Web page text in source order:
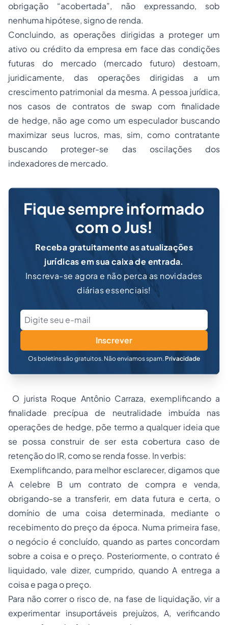
obrigação “acobertada”, não expressando, sob
nenhuma hipótese, signo de renda.
Concluindo, as operações dirigidas a proteger um
ativo ou crédito da empresa em face das condições
futuras do mercado (mercado futuro) destoam,
juridicamente, das operações dirigidas a um
crescimento patrimonial da mesma. A pessoa jurídica,
nos casos de contratos de swap com finalidade
de hedge, não age como um especulador buscando
maximizar seus lucros, mas, sim, como contratante
buscando proteger-se das oscilações dos
indexadores de mercado.
Fique sempre informado
com o Jus!
Receba gratuitamente as atualizações
jurídicas em sua caixa de entrada.
Inscreva-se agora e não perca as novidades
diárias essenciais!
Inscrever
Os boletins são gratuitos. Não enviamos spam. Privacidade
O jurista Roque Antônio Carraza, exemplificando a
finalidade precípua de neutralidade imbuída nas
operações de hedge, põe termo a qualquer ideia que
se possa construir de ser esta cobertura caso de
retenção do IR, como se renda fosse. In verbis:
Exemplificando, para melhor esclarecer, digamos que
A celebre B um contrato de compra e venda,
obrigando-se a transferir, em data futura e certa, o
domínio de uma coisa determinada, mediante o
recebimento do preço da época. Numa primeira fase,
o negócio é concluído, quando as partes concordam
sobre a coisa e o preço. Posteriormente, o contrato é
liquidado, vale dizer, cumprido, quando A entrega a
coisa e paga o preço.
Para não correr o risco de, na fase de liquidação, vir a
experimentar insuportáveis prejuízos, A, verificando